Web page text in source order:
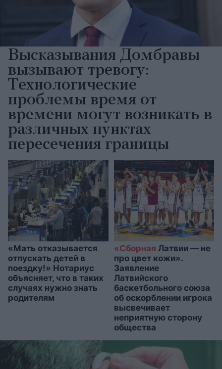
Высказывания Домбравы
вызывают тревогу:
Технологические
проблемы время от
времени могут возникать в
различных пунктах
пересечения границы
«Мать отказывается
отпускать детей в
поездку!» Нотариус
объясняет, что в таких
случаях нужно знать
родителям
«Сборная Латвии — не
про цвет кожи».
Заявление
Латвийского
баскетбольного союза
об оскорблении игрока
высвечивает
неприятную сторону
общества